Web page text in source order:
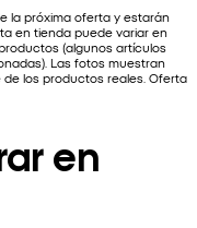
la próxima oferta y estarán
en tienda puede variar en
(algunos artículos
Las fotos muestran
los productos reales. Oferta
en